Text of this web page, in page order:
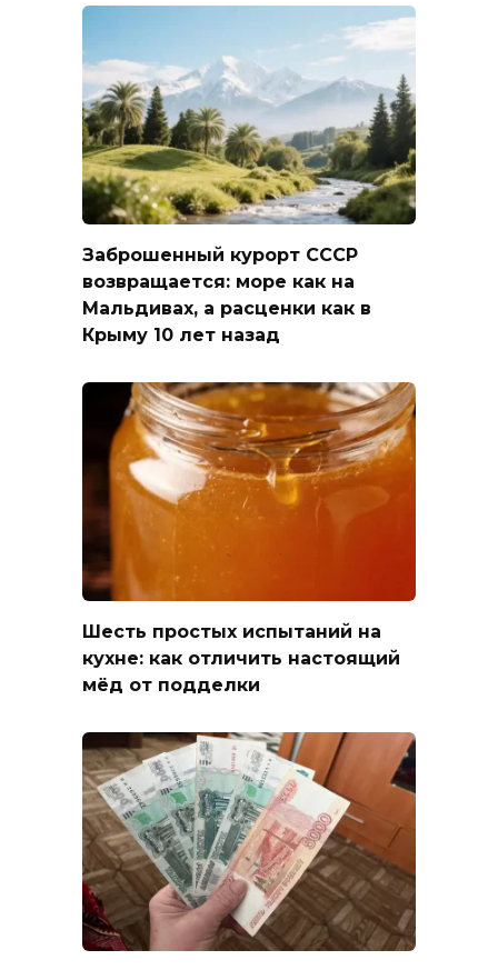
Заброшенный курорт СССР
возвращается: море как на
Мальдивах, а расценки как в
Крыму 10 лет назад
Шесть простых испытаний на
кухне: как отличить настоящий
мёд от подделки